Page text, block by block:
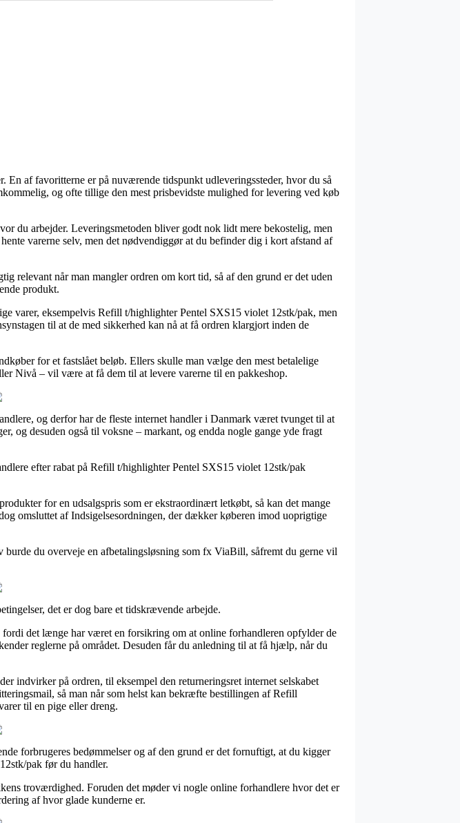
af favoritterne er på nuværende tidspunkt udleveringssteder, hvor du så
og ofte tillige den mest prisbevidste mulighed for levering ved køb
du arbejder. Leveringsmetoden bliver godt nok lidt mere bekostelig, men
varerne selv, men det nødvendiggør at du befinder dig i kort afstand af
relevant når man mangler ordren om kort tid, så af den grund er det uden
produkt.
varer, eksempelvis Refill t/highlighter Pentel SXS15 violet 12stk/pak, men
til at de med sikkerhed kan nå at få ordren klargjort inden de
for et fastslået beløb. Ellers skulle man vælge den mest betalelige
Nivå – vil være at få dem til at levere varerne til en pakkeshop.
og derfor har de fleste internet handler i Danmark været tvunget til at
og desuden også til voksne – markant, og endda nogle gange yde fragt
efter rabat på Refill t/highlighter Pentel SXS15 violet 12stk/pak
for en udsalgspris som er ekstraordinært letkøbt, så kan det mange
omsluttet af Indsigelsesordningen, der dækker køberen imod uoprigtige
du overveje en afbetalingsløsning som fx ViaBill, såfremt du gerne vil
det er dog bare et tidskrævende arbejde.
det længe har været en forsikring om at online forhandleren opfylder de
reglerne på området. Desuden får du anledning til at få hjælp, når du
indvirker på ordren, til eksempel den returneringsret internet selskabet
så man når som helst kan bekræfte bestillingen af Refill
til en pige eller dreng.
forbrugeres bedømmelser og af den grund er det fornuftigt, at du kigger
pak før du handler.
troværdighed. Foruden det møder vi nogle online forhandlere hvor det er
af hvor glade kunderne er.